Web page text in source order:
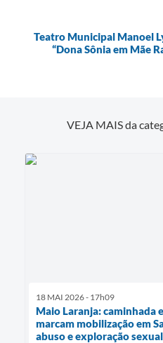
Teatro Municipal Manoel
“Dona Sônia em Mãe
VEJA MAIS da
18 MAI 2026 - 17h09
Maio Laranja: caminhada
marcam mobilização em
abuso e exploração